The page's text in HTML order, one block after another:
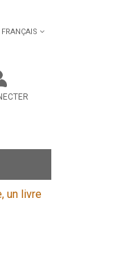
FRANÇAIS
un livre